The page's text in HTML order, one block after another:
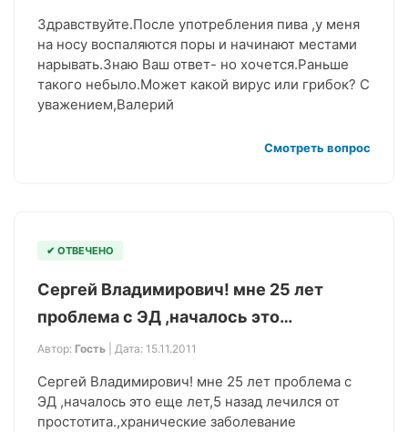
Здравствуйте.После употребления пива ,у меня
на носу воспаляются поры и начинают местами
нарывать.Знаю Ваш ответ- но хочется.Раньше
такого небыло.Может какой вирус или грибок? С
уважением,Валерий
Смотреть вопрос
✔ ОТВЕЧЕНО
Сергей Владимирович! мне 25 лет
проблема с ЭД ,началось это…
Автор: Гость | Дата: 15.11.2011
Сергей Владимирович! мне 25 лет проблема с
ЭД ,началось это еще лет,5 назад лечился от
простотита.,хранические заболевание